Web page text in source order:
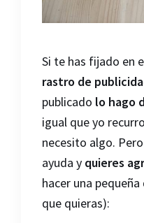
Si te has fijado en
rastro de
publicado lo hago
igual que yo
necesito algo.
ayuda y quieres
hacer una
que quieras):